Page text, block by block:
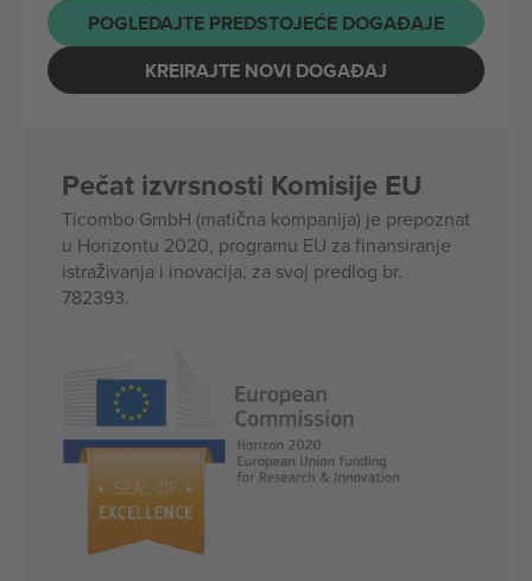
POGLEDAJTE PREDSTOJEĆE DOGAĐAJE
KREIRAJTE NOVI DOGAĐAJ
Pečat izvrsnosti Komisije EU
Ticombo GmbH (matična kompanija) je prepoznat
u Horizontu 2020, programu EU za finansiranje
istraživanja i inovacija, za svoj predlog br.
782393.